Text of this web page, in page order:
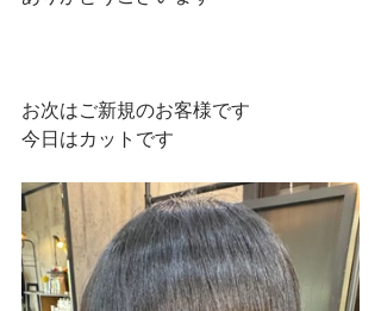
お次はご新規のお客様です
今日はカットです